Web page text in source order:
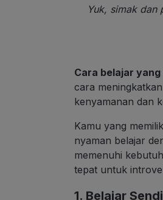
Yuk, simak
Cara belajar
cara
kenyamanan dan
Kamu yang
nyaman belajar
memenuhi
tepat untuk
1. Belajar